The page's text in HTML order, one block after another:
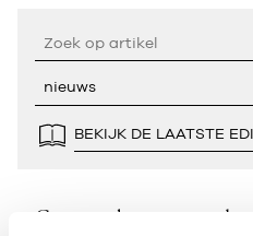
BEKIJK DE LAATSTE
Geen resultaten gevonden